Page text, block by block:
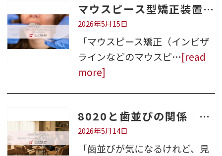
マウスピース型矯正装置で噛み合わせが悪化するリスクは本当にある？原因と対策を解説
2026年5月15日
「マウスピース矯正（インビザ
ラインなどのマウスピ…[read
more]
8020と歯並びの関係｜矯正したほうがいい理由を倉敷市の歯科医師が解説
2026年5月14日
「歯並びが気になるけれど、見